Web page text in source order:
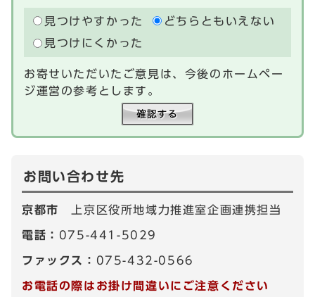
見つけやすかった
どちらともいえない
見つけにくかった
お寄せいただいたご意見は、今後のホームペー
ジ運営の参考とします。
お問い合わせ先
京都市 上京区役所地域力推進室企画連携担当
電話： 075-441-5029
ファックス： 075-432-0566
お電話の際はお掛け間違いにご注意ください